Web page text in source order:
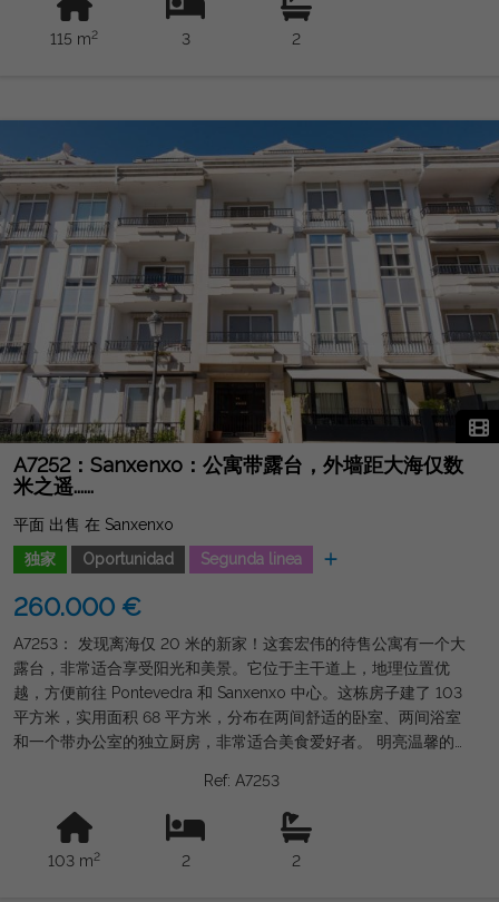
屋和车库通过舒适的楼梯进入。 不要错过这个在优越环境和所有
舒适环境中生活的机会！来参观吧，从你的新顶层公寓爱上
115 m2 3 2
A7252：Sanxenxo：公寓带露台，外墙距大海仅数
米之遥......
平面 出售 在 Sanxenxo
独家
Oportunidad Segunda linea
260.000 €
A7253： 发现离海仅 20 米的新家！这套宏伟的待售公寓有一个大
露台，非常适合享受阳光和美景。它位于主干道上，地理位置优
越，方便前往 Pontevedra 和 Sanxenxo 中心。这栋房子建了 103
平方米，实用面积 68 平方米，分布在两间舒适的卧室、两间浴室
和一个带办公室的独立厨房，非常适合美食爱好者。 明亮温馨的
间。此外，公寓配有家具，并设有内置衣柜、储藏室和带顶棚的晾
衣绳，提供您舒适生活所需的一切。位于一楼，设有电梯，适合行
动不便人士入住。 电暖气确保全年舒适。不要错过这个住在海边
并享受这个家所提供的所有舒适设施的独特机会。立即联系以获取
Ref: A7253
103 m2 2 2